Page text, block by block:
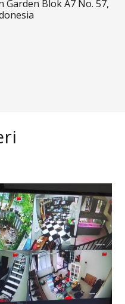
Garden Blok A7 No. 57,